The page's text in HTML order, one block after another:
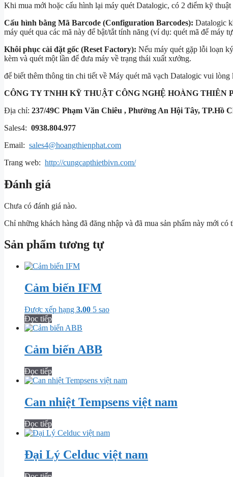
Khi mua mới hoặc cấu hình lại máy quét Datalogic, có 2 điểm kỹ thuật
Cấu hình bằng Mã Barcode (Configuration Barcodes): Datalogic
máy quét qua các mã này để bật/tắt tính năng (ví dụ: quét mã để máy
Khôi phục cài đặt gốc (Reset Factory): Nếu máy quét gặp lỗi loạn
kèm và quét một lần để đưa máy về trạng thái xuất xưởng.
để biết thêm thông tin chi tiết về Máy quét mã vạch Datalogic vui
CÔNG TY TNHH KỸ THUẬT CÔNG NGHỆ HOÀNG THIÊN
Địa chỉ: 237/49C Phạm Văn Chiêu , Phường An Hội Tây, TP.Hồ
Sales4: 0938.804.977
Email: sales4@hoangthienphat.com
Trang web: http://cungcapthietbivn.com/
Đánh giá
Chưa có đánh giá nào.
Chỉ những khách hàng đã đăng nhập và đã mua sản phẩm này mới có
Sản phẩm tương tự
Cảm biến IFM
Được xếp hạng 3.00 5 sao
Đọc tiếp
Cảm biến ABB
Đọc tiếp
Can nhiệt Tempsens việt nam
Đọc tiếp
Đại Lý Celduc việt nam